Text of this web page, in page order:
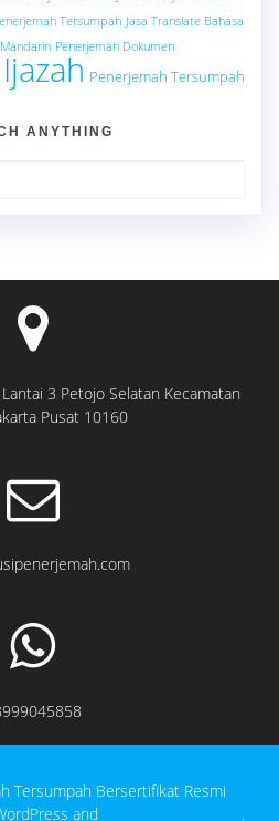
Tersumpah Jasa Translate Bahasa
Penerjemah Dokumen
Penerjemah Tersumpah
ANYTHING
Lantai 3 Petojo Selatan Kecamatan
Pusat 10160
Tersumpah Bersertifikat Resmi
and
.